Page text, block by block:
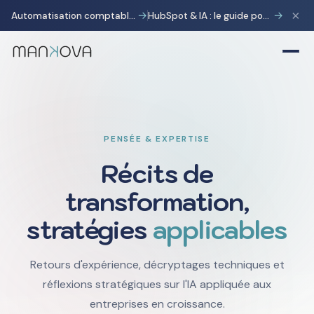
Automatisation comptable avec Pennylane : transformer la charge administrative en avantage stratégique → HubSpot & IA : le guide pour gagner 10 heures par semaine → ×
PENSÉE & EXPERTISE
Récits de
transformation,
stratégies applicables
Retours d'expérience, décryptages techniques et
réflexions stratégiques sur l'IA appliquée aux
entreprises en croissance.